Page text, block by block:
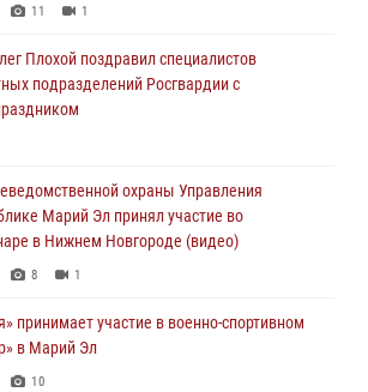
11 1
Плохой поздравил специалистов
подразделений Росгвардии с
охраны Управления
Марий Эл принял участие во
в Нижнем Новгороде (видео)
8 1
принимает участие в военно-спортивном
в Марий Эл
10